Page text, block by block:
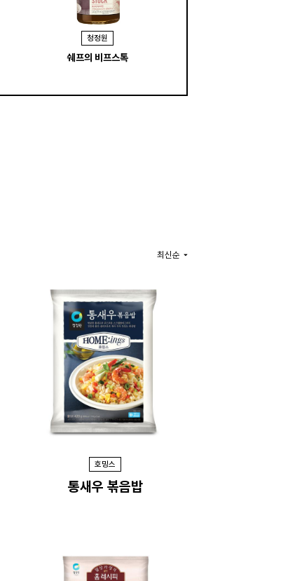
청정원
쉐프의 비프스톡
최신순
호밍스
통새우 볶음밥